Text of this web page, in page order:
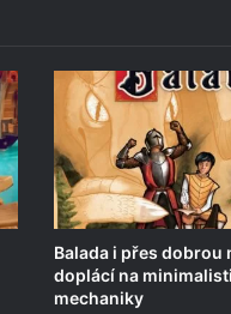
Balada i přes dobrou
doplácí na
mechaniky